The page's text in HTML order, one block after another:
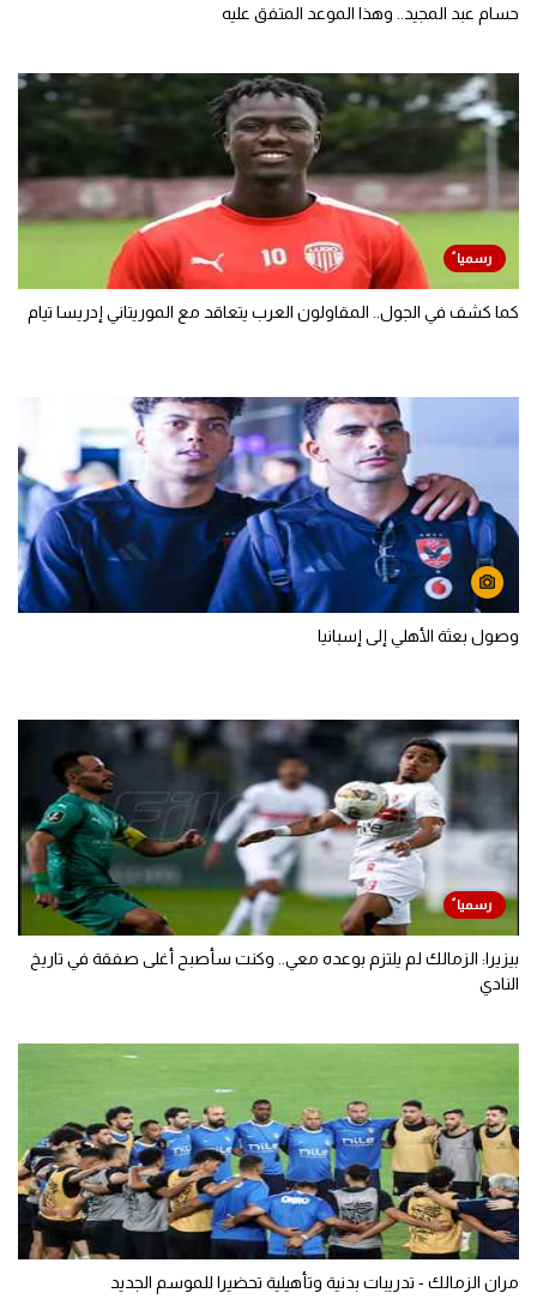
حسام عبد المجيد.. وهذا الموعد المتفق عليه
كما كشف في الجول.. المقاولون العرب يتعاقد مع الموريتاني إدريسا تيام
وصول بعثة الأهلي إلى إسبانيا
بيزيرا: الزمالك لم يلتزم بوعده معي.. وكنت سأصبح أغلى صفقة في تاريخ
النادي
مران الزمالك - تدريبات بدنية وتأهيلية تحضيرا للموسم الجديد